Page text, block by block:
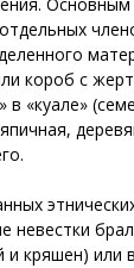
короб с
«куале»
невестки
кряшен) или